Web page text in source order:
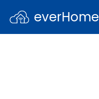
everHome